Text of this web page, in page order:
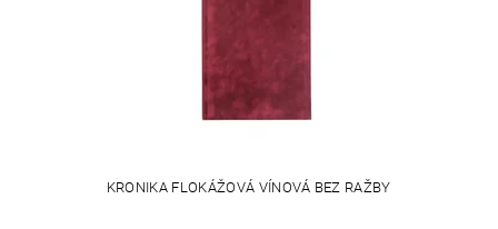
KRONIKA FLOKÁŽOVÁ VÍNOVÁ BEZ RAŽBY